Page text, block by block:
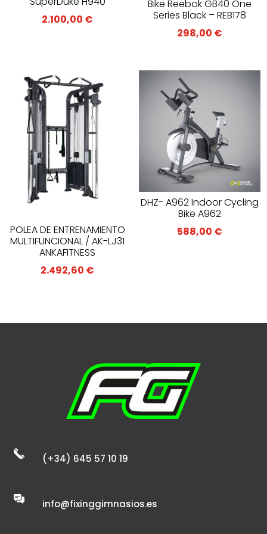
2.100,00 €
Bike Reebok GB40 One
Series Black – REB178
298,00 €
POLEA DE ENTRENAMIENTO
MULTIFUNCIONAL / AK-LJ31
ANKAFITNESS
2.492,60 €
DHZ- A962 Indoor Cycling
Bike A962
588,00 €
(+34) 645 57 10 19
info@fixinggimnasios.es